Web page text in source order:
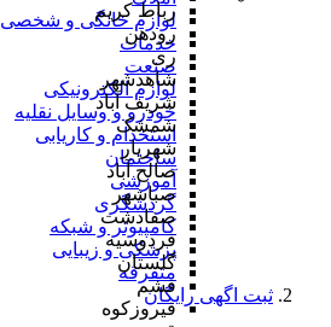
رباط کریم
رودهن
ری
شاهدشهر
شریف آباد
شمشک
شهریار
صالح آباد
صباشهر
صفادشت
فردوسیه
گلستان
فشم
فیروزکوه
لوازم خانگی و شخصی
خدمات
صنعت
لوازم الکترونیکی
خودرو و وسایل نقلیه
استخدام و کاریابی
ساختمان
آموزشی
گردشگری
کامپیوتر و شبکه
پزشکی و زیبایی
متفرقه
ثبت اگهی رایگان